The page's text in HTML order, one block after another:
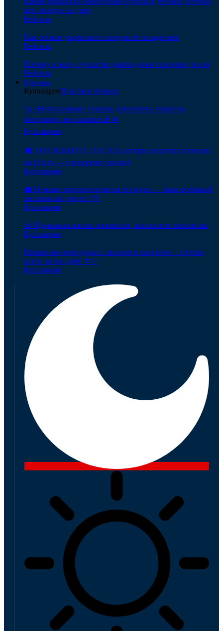
при поездке на дачу
Ребенок
Как собаки укрепляют иммунитет младенцев
Ребенок
Почему в жару лучше не давать детям газировку и сок
Ребенок
Кулинария
КулинарияПоказать больше
🍰 «Белоснежная» глазурь для кулича: пышная,
блестящая, не осыпается! ❄️
Кулинария
🕊️ ТРИ РЕЦЕПТА ПАСХИ, которые я всегда готовлю
на Пасху — проверено годами!
Кулинария
🧁 Нежная творожная пасха без муки — наш любимый
пасхальный рецепт 💛
Кулинария
🌸 Идеальная пасха: ароматная, мягкая и волокнистая
Кулинария
Квашеные помидоры с сахаром в кастрюле – готовы
всего за три дня! 🍅✨
Кулинария